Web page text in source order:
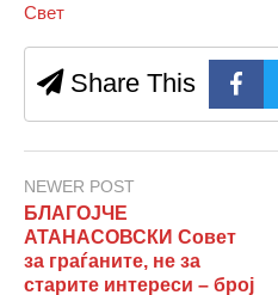
Свет
Share This
NEWER POST
БЛАГОЈЧЕ
АТАНАСОВСКИ Совет
за граѓаните, не за
старите интереси – број